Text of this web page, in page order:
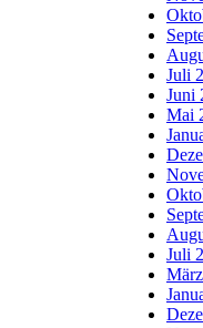
Juli
Juni
Mai
Juli